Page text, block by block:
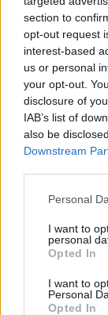
section to
opt-out request
interest-based
us or personal
your opt-out.
disclosure of
IAB’s list of
also be
Downstream
Personal
I want to
personal
Opted In
I want to
Personal
Opted In
2026. július
Nagyon
elnök a